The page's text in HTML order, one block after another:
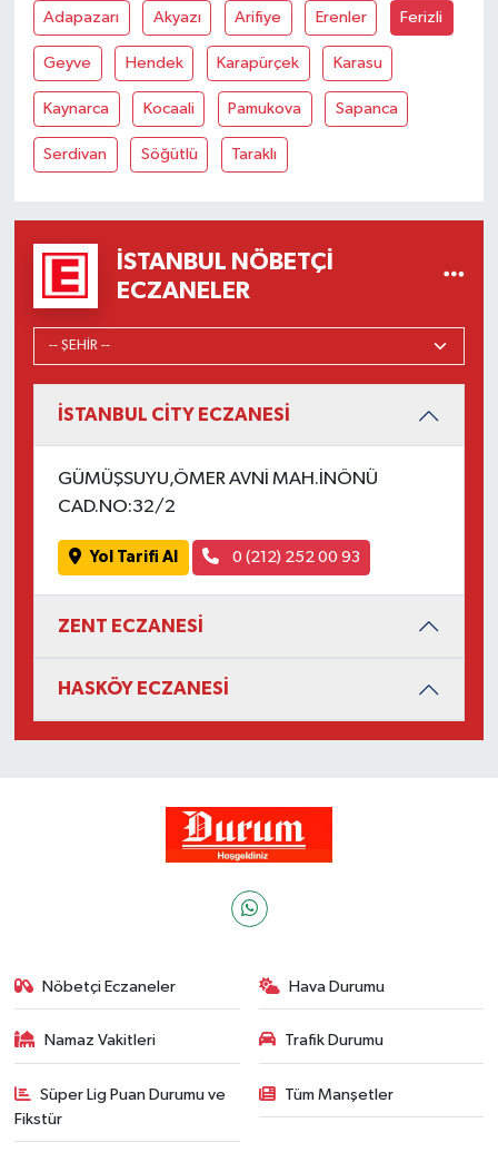
Adapazarı Akyazı Arifiye Erenler Ferizli
Geyve Hendek Karapürçek Karasu
Kaynarca Kocaali Pamukova Sapanca
Serdivan Söğütlü Taraklı
İSTANBUL NÖBETÇI
ECZANELER
İSTANBUL CİTY ECZANESİ
GÜMÜŞSUYU,ÖMER AVNİ MAH.İNÖNÜ
CAD.NO:32/2
Yol Tarifi Al 0 (212) 252 00 93
ZENT ECZANESİ
HASKÖY ECZANESİ
Nöbetçi Eczaneler Hava Durumu
Namaz Vakitleri Trafik Durumu
Süper Lig Puan Durumu ve
Fikstür
Tüm Manşetler